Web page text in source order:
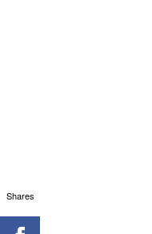
Shares